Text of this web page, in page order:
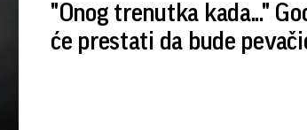
"Onog trenutka kada..."
će prestati da bude